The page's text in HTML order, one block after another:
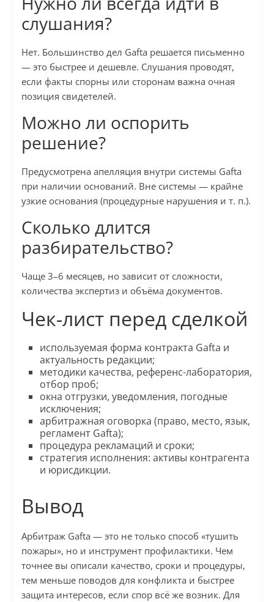
слушания?
Нет. Большинство дел Gafta решается письменно
— это быстрее и дешевле. Слушания проводят,
если факты спорны или сторонам важна очная
позиция свидетелей.
Можно ли оспорить
решение?
Предусмотрена апелляция внутри системы Gafta
при наличии оснований. Вне системы — крайне
узкие основания (процедурные нарушения и т. п.).
Сколько длится
разбирательство?
Чаще 3–6 месяцев, но зависит от сложности,
количества экспертиз и объёма документов.
Чек-лист перед сделкой
используемая форма контракта Gafta и
актуальность редакции;
методики качества, референс-лаборатория,
отбор проб;
окна отгрузки, уведомления, погодные
исключения;
арбитражная оговорка (право, место, язык,
регламент Gafta);
процедура рекламаций и сроки;
стратегия исполнения: активы контрагента
и юрисдикции.
Вывод
Арбитраж Gafta — это не только способ «тушить
пожары», но и инструмент профилактики. Чем
точнее вы описали качество, сроки и процедуры,
тем меньше поводов для конфликта и быстрее
защита интересов, если спор всё же возник. Для